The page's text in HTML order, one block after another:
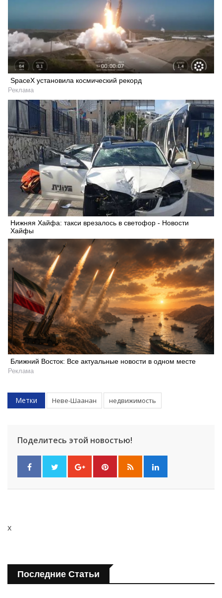
SpaceX установила космический рекорд
Реклама
Нижняя Хайфа: такси врезалось в светофор - Новости
Хайфы
Ближний Восток: Все актуальные новости в одном месте
Реклама
Метки Неве-Шаанан недвижимость
Поделитесь этой новостью!
x
Последние Статьи